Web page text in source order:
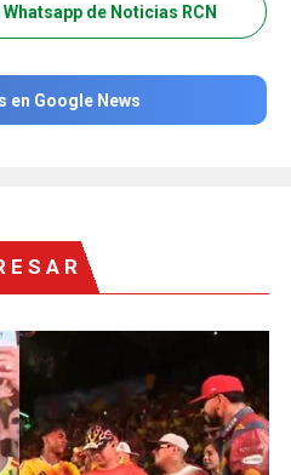
de Noticias RCN
en Google News